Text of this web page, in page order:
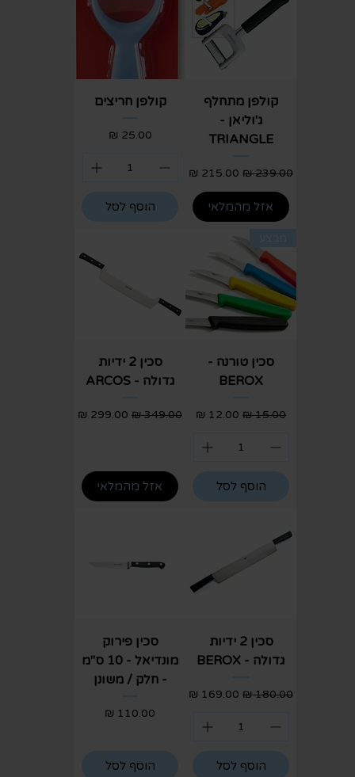
קולפן מתחלף
ג'וליאן -
TRIANGLE
מחיר רגיל מחיר מבצע
אזל מהמלאי
קולפן חריצים
מחיר
הוסף לסל
סכין טורנה -
BEROX
מחיר רגיל מחיר מבצע
הוסף לסל
סכין 2 ידיות
גדולה - ARCOS
מחיר רגיל מחיר מבצע
אזל מהמלאי
סכין 2 ידיות
גדולה - BEROX
מחיר רגיל מחיר מבצע
הוסף לסל
סכין פירוק
מונדיאל - 10 ס"מ
- חלק / משונן
מחיר
הוסף לסל